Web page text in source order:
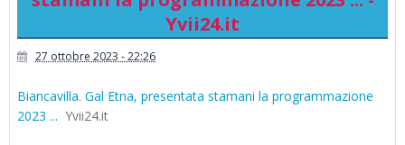
Yvii24.it
27 ottobre 2023 - 22:26
Biancavilla. Gal Etna, presentata stamani la programmazione
2023 ... Yvii24.it